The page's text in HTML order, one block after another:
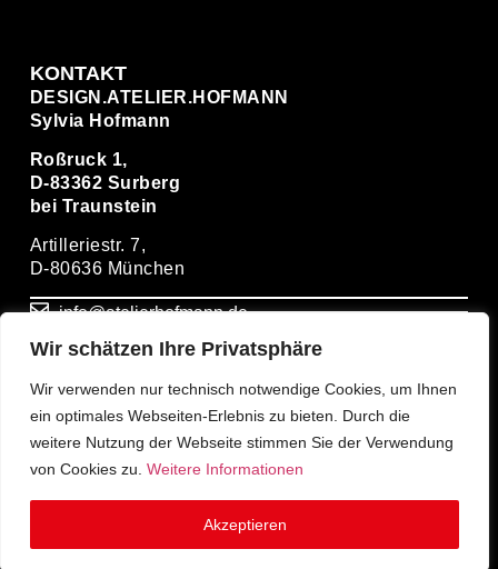
Wir schätzen Ihre Privatsphäre
Wir verwenden nur technisch notwendige Cookies, um Ihnen
ein optimales Webseiten-Erlebnis zu bieten. Durch die
weitere Nutzung der Webseite stimmen Sie der Verwendung
von Cookies zu. Weitere Informationen
Akzeptieren
KONTAKT
DESIGN.ATELIER.HOFMANN
Sylvia Hofmann
Roßruck 1,
D-83362 Surberg
bei Traunstein
Artilleriestr. 7,
D-80636 München
info@atelierhofmann.de
+ 49(0)1714939399